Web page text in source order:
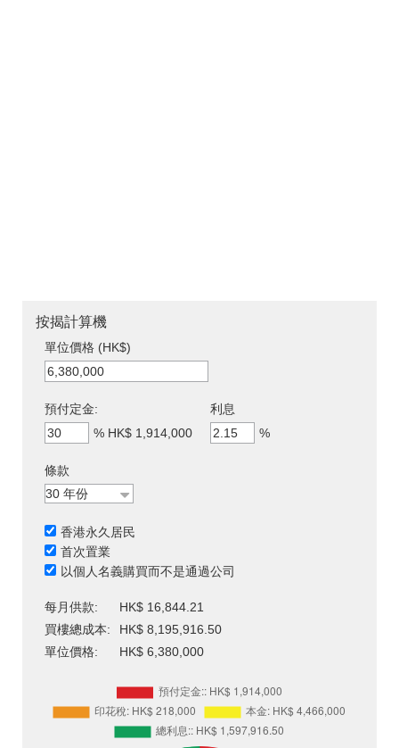
按揭計算機
單位價格 (HK$)
預付定金:
% HK$ 1,914,000
利息
%
條款
香港永久居民
首次置業
以個人名義購買而不是通過公司
每月供款:
HK$ 16,844.21
買樓總成本:
HK$ 8,195,916.50
單位價格:
HK$ 6,380,000